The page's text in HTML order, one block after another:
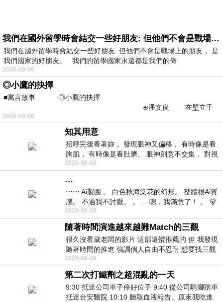
我們在國外留學時會結交一些好朋友: 但他們不會是戰場上的朋友
我們在國外留學時會結交一些好朋友: 但他們不會是戰場上的朋友， 是
我們國家的好朋友。 我們的留學國家永遠都是我們的倚
2026-08-06
◎小鷹的抉擇
■寓言故事 ◎小鷹的抉擇
⊕潘文良 在壁立千
仞的懸崖上，有一座遮天蔽
2026-08-06
知其用意
招呼完後看著妳， 發現眼神又偏移， 有時像是看
胸肌， 有時像是看肚臍。 眼神刻意不交集， 對視
視線不對齊， 讓我很難不
2026-08-06
…
⋯⋯ Ai製圖 。 白色秋海棠花的幻形。 整體很Ai質
感。 不過我不討厭。 。 ... 嗯，我滿意了！ 。 🐻
昨中
2026-08-06
隨著時間演進越來越難Match的三觀
很久沒看葳老闆的影片 這部還蠻推薦的 但 我發現
隨著時間的推進 強調個人自由不忍耐 想要找三觀
接近的不要說對象 連朋友都超
2026-08-06
第二次打鐵劑之超混亂的一天
9:30 抵達公司車子停好位子 9:40 從公司騎腳踏車
抵達台安醫院 10:10 聽取血液報告。原來我吃進